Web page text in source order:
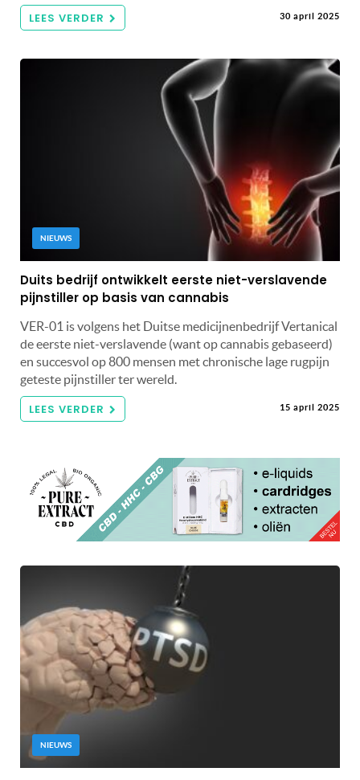
LEES VERDER 30 april 2025
NIEUWS
Duits bedrijf ontwikkelt eerste niet-verslavende
pijnstiller op basis van cannabis
VER-01 is volgens het Duitse medicijnenbedrijf Vertanical
de eerste niet-verslavende (want op cannabis gebaseerd)
en succesvol op 800 mensen met chronische lage rugpijn
geteste pijnstiller ter wereld.
LEES VERDER 15 april 2025
NIEUWS